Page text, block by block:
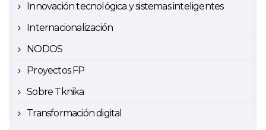
Innovación tecnológica y sistemas inteligentes
Internacionalización
NODOS
Proyectos FP
Sobre Tknika
Transformación digital